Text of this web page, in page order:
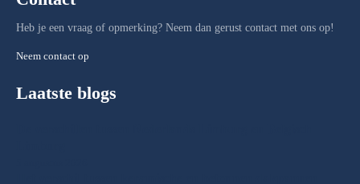
Heb je een vraag of opmerking? Neem dan gerust contact met ons op!
Neem contact op
Laatste blogs